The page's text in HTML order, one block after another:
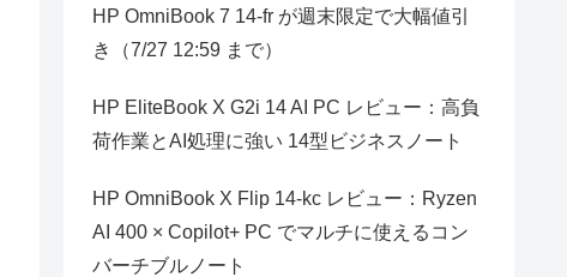
HP OmniBook 7 14-fr が週末限定で大幅値引
き（7/27 12:59 まで）
HP EliteBook X G2i 14 AI PC レビュー：高負
荷作業とAI処理に強い 14型ビジネスノート
HP OmniBook X Flip 14-kc レビュー：Ryzen
AI 400 × Copilot+ PC でマルチに使えるコン
バーチブルノート